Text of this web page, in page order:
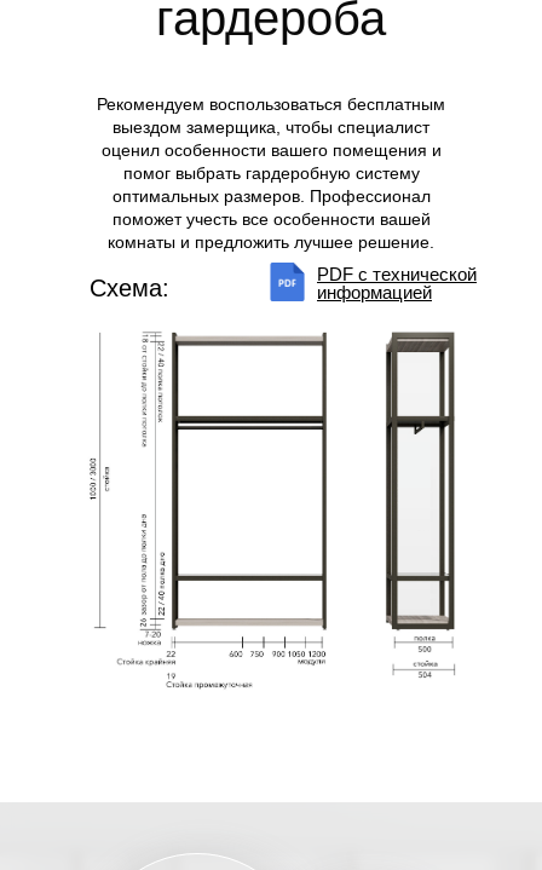
гардероба
Рекомендуем воспользоваться бесплатным
выездом замерщика , чтобы специалист
оценил особенности вашего помещения и
помог выбрать гардеробную систему
оптимальных размеров. Профессионал
поможет учесть все особенности вашей
комнаты и предложить лучшее решение.
PDF с технической
информацией
Схема: